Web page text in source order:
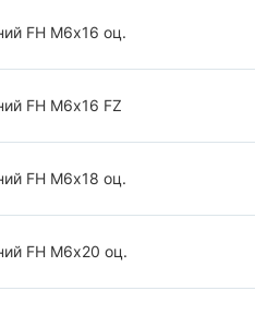
FH М6х16 оц.
FH М6х16 FZ
FH М6х18 оц.
FH М6х20 оц.